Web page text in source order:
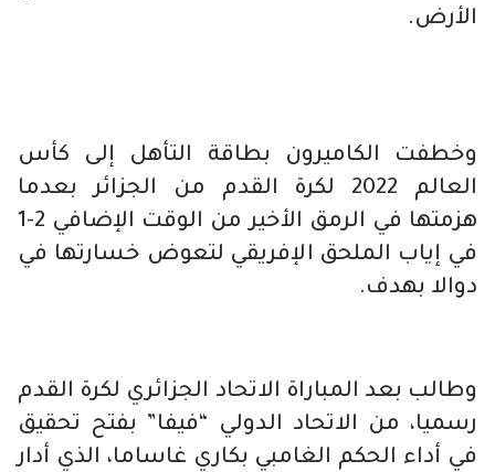
الأرض.
وخطفت الكاميرون بطاقة التأهل إلى كأس
العالم 2022 لكرة القدم من الجزائر بعدما
هزمتها في الرمق الأخير من الوقت الإضافي 2-1
في إياب الملحق الإفريقي لتعوض خسارتها في
دوالا بهدف.
وطالب بعد المباراة الاتحاد الجزائري لكرة القدم
رسميا، من الاتحاد الدولي “فيفا” بفتح تحقيق
في أداء الحكم الغامبي بكاري غاساما، الذي أدار